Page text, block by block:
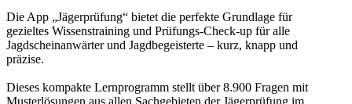
Die App „Jägerprüfung“ bietet die perfekte Grundlage für
gezieltes Wissenstraining und Prüfungs-Check-up für alle
Jagdscheinanwärter und Jagdbegeisterte – kurz, knapp und
präzise.
Dieses kompakte Lernprogramm stellt über 8.900 Fragen mit